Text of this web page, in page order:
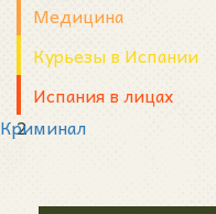
Медицина
Курьезы в Испании
Испания в лицах
Криминал
2